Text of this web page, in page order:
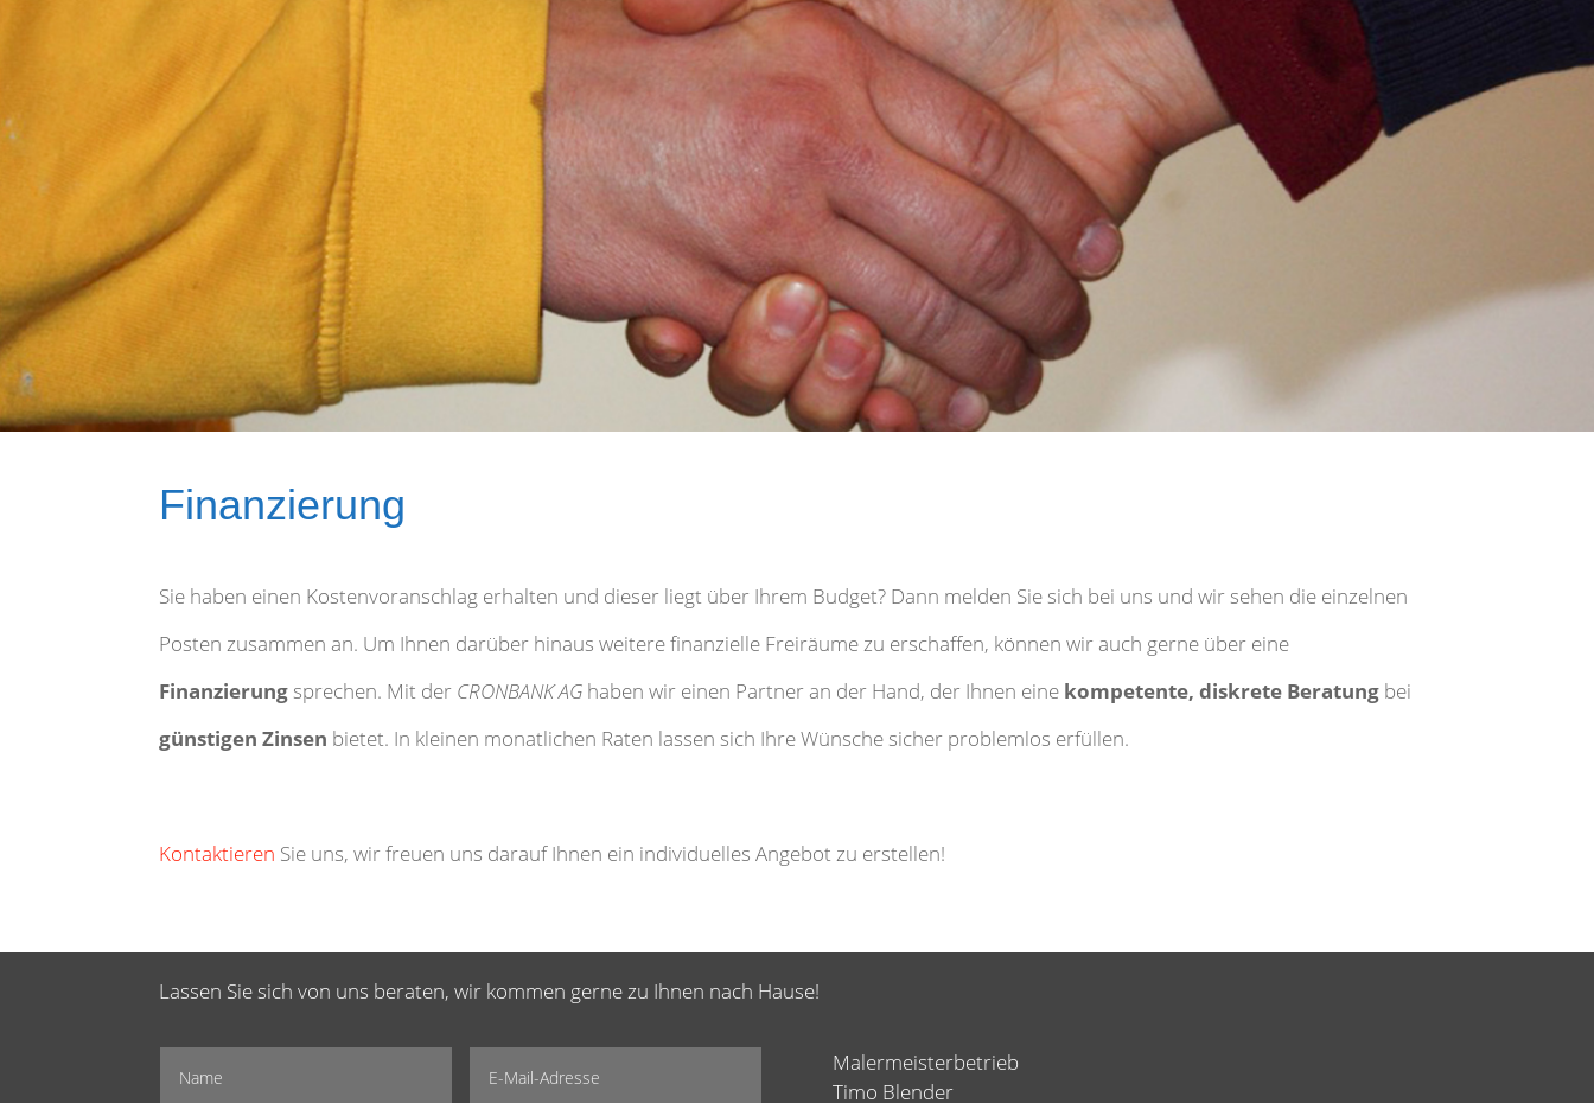
Finanzierung
Sie haben einen Kostenvoranschlag erhalten und dieser liegt über Ihrem Budget? Dann melden Sie sich bei uns und wir sehen die einzelnen
Posten zusammen an. Um Ihnen darüber hinaus weitere finanzielle Freiräume zu erschaffen, können wir auch gerne über eine
Finanzierung sprechen. Mit der CRONBANK AG haben wir einen Partner an der Hand, der Ihnen eine kompetente, diskrete Beratung bei
günstigen Zinsen bietet. In kleinen monatlichen Raten lassen sich Ihre Wünsche sicher problemlos erfüllen.
Kontaktieren Sie uns, wir freuen uns darauf Ihnen ein individuelles Angebot zu erstellen!
Lassen Sie sich von uns beraten, wir kommen gerne zu Ihnen nach Hause!
Malermeisterbetrieb
Timo Blender